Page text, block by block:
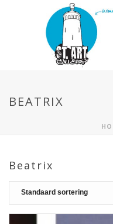
BEATRIX
Beatrix